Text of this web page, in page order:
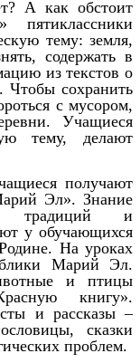
А как обстоит
тему: земля,
содержать в
из текстов о
Чтобы сохранить
с мусором,
Учащиеся
тему, делают
получают
Эл». Знание
традиций и
у обучающихся
На уроках
Марий Эл.
и птицы
книгу».
и рассказы –
сказки
проблем.